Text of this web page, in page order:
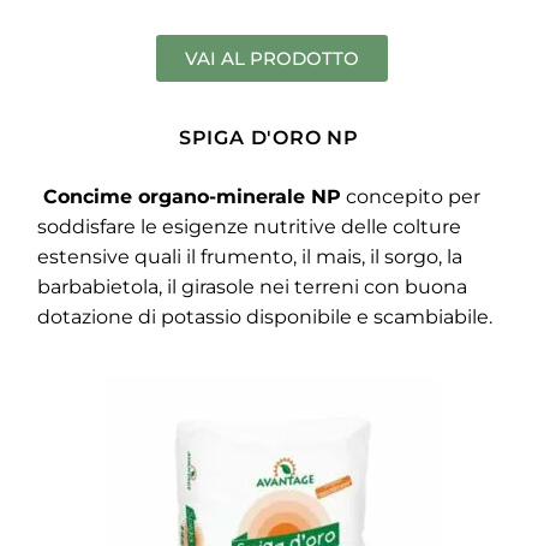
VAI AL PRODOTTO
SPIGA D'ORO NP
Concime organo-minerale NP concepito per
soddisfare le esigenze nutritive delle colture
estensive quali il frumento, il mais, il sorgo, la
barbabietola, il girasole nei terreni con buona
dotazione di potassio disponibile e scambiabile.